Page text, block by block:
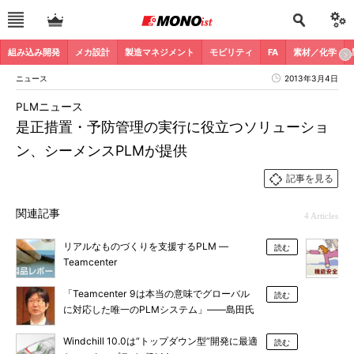
組み込み開発 メカ設計 製造マネジメント モビリティ FA 素材／化学
ニュース 2013年3月4日
是正措置・予防管理の実行に役立つソリューショ
ン、シーメンスPLMが提供
PLMニュース
記事を見る
関連記事 4 Articles
リアルなものづくりを支援するPLM ―
Teamcenter
読む
「Teamcenter 9は本当の意味でグローバル
に対応した唯一のPLMシステム」――島田氏
読む
Windchill 10.0は“トップダウン型”開発に最適
読む